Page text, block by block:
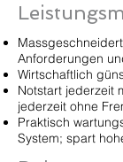
Anforderungen
Wirtschaftlich
Notstart jederzeit
jederzeit ohne
Praktisch
System; spart